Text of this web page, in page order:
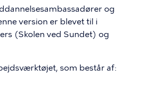
og
version er blevet til i
(Skolen ved Sundet) og
som består af: